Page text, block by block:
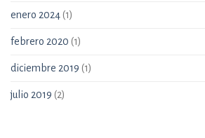
enero 2024(1)
febrero 2020 (1)
diciembre 2019 (1)
julio 2019 (2)